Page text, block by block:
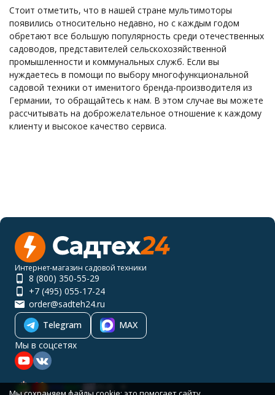
Стоит отметить, что в нашей стране мультимоторы
появились относительно недавно, но с каждым годом
обретают все большую популярность среди отечественных
садоводов, представителей сельскохозяйственной
промышленности и коммунальных служб. Если вы
нуждаетесь в помощи по выбору многофункциональной
садовой техники от именитого бренда-производителя из
Германии, то обращайтесь к нам. В этом случае вы можете
рассчитывать на доброжелательное отношение к каждому
клиенту и высокое качество сервиса.
Интернет-магазин садовой техники
8 (800) 350-55-29
+7 (495) 055-17-24
order@sadteh24.ru
Telegram
MAX
Мы в соцсетях